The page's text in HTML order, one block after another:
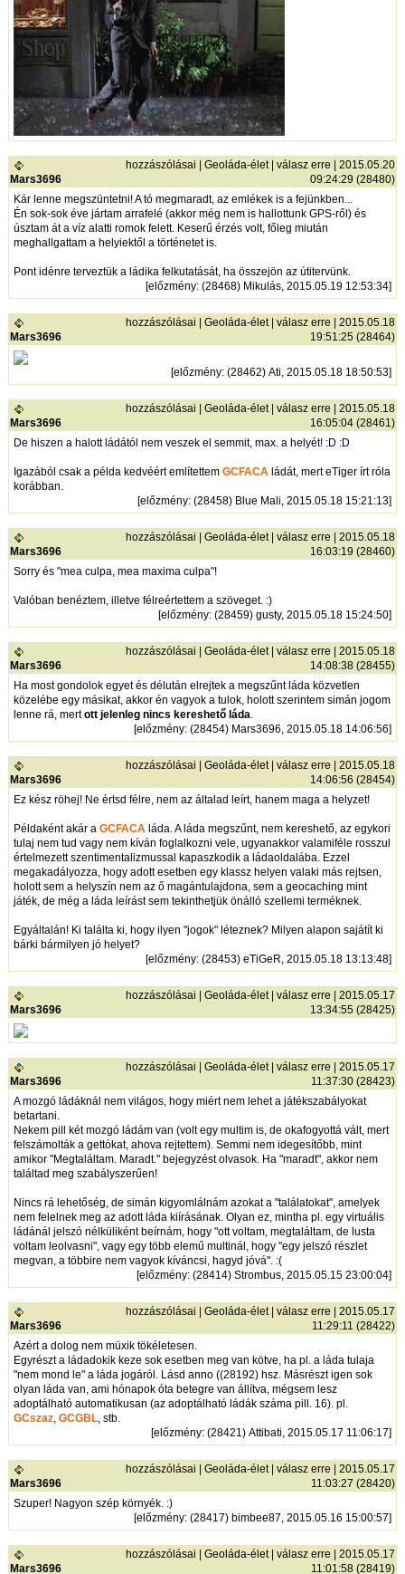
Mars3696
hozzászólásai |Geoláda-élet|válasz erre | 2015.05.20
09:24:29 (28480)
Kár lenne megszüntetni! A tó megmaradt, az emlékek is a fejünkben...
Én sok-sok éve jártam arrafelé (akkor még nem is hallottunk GPS-ről) és
úsztam át a víz alatti romok felett. Keserű érzés volt, főleg miután
meghallgattam a helyiektől a történetet is.
Pont idénre terveztük a ládika felkutatását, ha összejön az útitervünk.
[előzmény: (28468) Mikulás, 2015.05.19 12:53:34]
Mars3696
hozzászólásai |Geoláda-élet|válasz erre | 2015.05.18
19:51:25 (28464)
[előzmény: (28462) Ati, 2015.05.18 18:50:53]
Mars3696
hozzászólásai |Geoláda-élet|válasz erre | 2015.05.18
16:05:04 (28461)
De hiszen a halott ládától nem veszek el semmit, max. a helyét! :D :D
Igazából csak a példa kedvéért említettemGCFACA ládát, mert eTiger írt róla
korábban.
[előzmény: (28458) Blue Mali, 2015.05.18 15:21:13]
Mars3696
hozzászólásai |Geoláda-élet|válasz erre | 2015.05.18
16:03:19 (28460)
Sorry és "mea culpa, mea maxima culpa"!
Valóban benéztem, illetve félreértettem a szöveget. :)
[előzmény: (28459) gusty, 2015.05.18 15:24:50]
Mars3696
hozzászólásai |Geoláda-élet|válasz erre | 2015.05.18
14:08:38 (28455)
Ha most gondolok egyet és délután elrejtek a megszűnt láda közvetlen
közelébe egy másikat, akkor én vagyok a tulok, holott szerintem simán jogom
lenne rá, mertott jelenleg nincs kereshető láda.
[előzmény: (28454) Mars3696, 2015.05.18 14:06:56]
Mars3696
hozzászólásai |Geoláda-élet|válasz erre | 2015.05.18
14:06:56 (28454)
Ez kész röhej! Ne értsd félre, nem az általad leírt, hanem maga a helyzet!
Példaként akár aGCFACA láda. A láda megszűnt, nem kereshető, az egykori
tulaj nem tud vagy nem kíván foglalkozni vele, ugyanakkor valamiféle rosszul
értelmezett szentimentalizmussal kapaszkodik a ládaoldalába. Ezzel
megakadályozza, hogy adott esetben egy klassz helyen valaki más rejtsen,
holott sem a helyszín nem az ő magántulajdona, sem a geocaching mint
játék, de még a láda leírást sem tekinthetjük önálló szellemi terméknek.
Egyáltalán! Ki találta ki, hogy ilyen "jogok" léteznek? Milyen alapon sajátít ki
bárki bármilyen jó helyet?
[előzmény: (28453) eTiGeR, 2015.05.18 13:13:48]
Mars3696
hozzászólásai |Geoláda-élet|válasz erre | 2015.05.17
13:34:55 (28425)
Mars3696
hozzászólásai |Geoláda-élet|válasz erre | 2015.05.17
11:37:30 (28423)
A mozgó ládáknál nem világos, hogy miért nem lehet a játékszabályokat
betartani.
Nekem pill két mozgó ládám van (volt egy multim is, de okafogyottá vált, mert
felszámolták a gettókat, ahova rejtettem). Semmi nem idegesítőbb, mint
amikor "Megtaláltam. Maradt." bejegyzést olvasok. Ha "maradt", akkor nem
találtad meg szabályszerűen!
Nincs rá lehetőség, de simán kigyomlálnám azokat a "találatokat", amelyek
nem felelnek meg az adott láda kiírásának. Olyan ez, mintha pl. egy virtuális
ládánál jelszó nélküliként beírnám, hogy "ott voltam, megtaláltam, de lusta
voltam leolvasni", vagy egy több elemű multinál, hogy "egy jelszó részlet
megvan, a többire nem vagyok kíváncsi, hagyd jóvá". :(
[előzmény: (28414) Strombus, 2015.05.15 23:00:04]
Mars3696
hozzászólásai |Geoláda-élet|válasz erre | 2015.05.17
11:29:11 (28422)
Azért a dolog nem müxik tökéletesen.
Egyrészt a ládadokik keze sok esetben meg van kötve, ha pl. a láda tulaja
"nem mond le" a láda jogáról. Lásd anno ((28192) hsz. Másrészt igen sok
olyan láda van, ami hónapok óta betegre van állítva, mégsem lesz
adoptálható automatikusan (az adoptálható ládák száma pill. 16). pl.
GCszaz,GCGBL, stb.
[előzmény: (28421) Attibati, 2015.05.17 11:06:17]
Mars3696
hozzászólásai |Geoláda-élet|válasz erre | 2015.05.17
11:03:27 (28420)
Szuper! Nagyon szép környék. :)
[előzmény: (28417) bimbee87, 2015.05.16 15:00:57]
Mars3696
hozzászólásai |Geoláda-élet|válasz erre | 2015.05.17
11:01:58 (28419)